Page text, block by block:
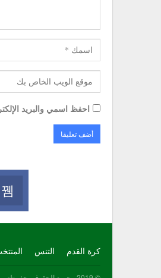
احفظ اسمي والبريد
كرة القدم التنس